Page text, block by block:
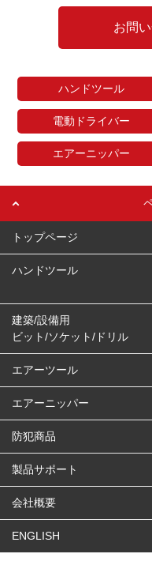
お問
ハンドツール
電動ドライバー
エアーニッパー
トップページ
ハンドツール
建築/設備用
ビット/ソケット/ドリル
エアーツール
エアーニッパー
防犯商品
製品サポート
会社概要
ENGLISH